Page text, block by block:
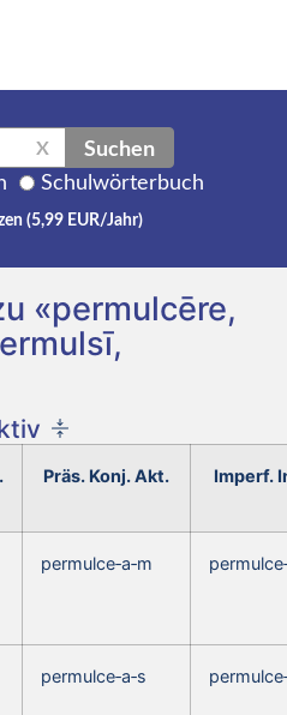
X Suchen
Schulwörterbuch
(5,99 EUR/Jahr)
«permulcēre,
Präs. Konj. Akt. Imperf.
permulce‑a‑m
permulce‑a‑s